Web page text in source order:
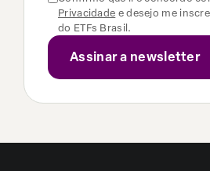
Privacidade e desejo me
do ETFs Brasil.